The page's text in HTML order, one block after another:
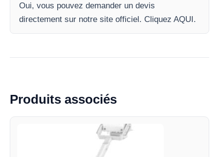
Oui, vous pouvez demander un devis
directement sur notre site officiel. Cliquez AQUI.
Produits associés